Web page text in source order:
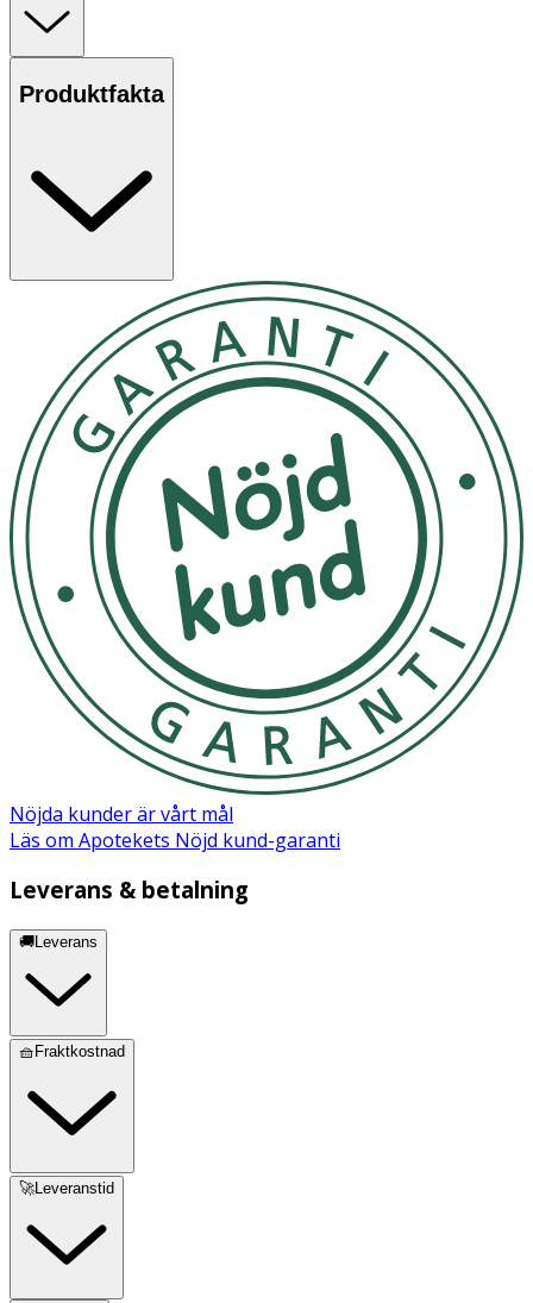
Produktfakta
Nöjda kunder är vårt mål
Läs om Apotekets Nöjd kund-garanti
Leverans & betalning
🚚Leverans
🧺Fraktkostnad
🚀Leveranstid